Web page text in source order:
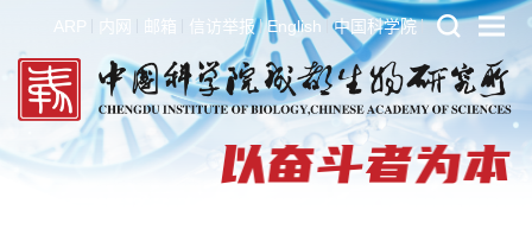
ARP 内网 邮箱 信访举报 English 中国科学院